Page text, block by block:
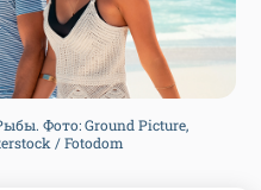
Фото: Ground Picture,
/ Fotodom